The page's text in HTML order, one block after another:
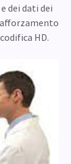
dei dati dei
HD.